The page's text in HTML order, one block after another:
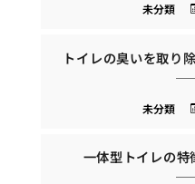
未分類
トイレの臭いを取り
未分類
一体型トイレの